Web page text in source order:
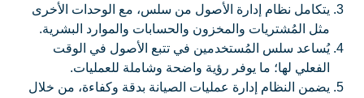
يتكامل نظام إدارة الأصول من سلس، مع الوحدات الأخرى
مثل المُشتريات والمخزون والحسابات والموارد البشرية.
يُساعد سلس المُستخدمين في تتبع الأصول في الوقت
الفعلي لها؛ ما يوفر رؤية واضحة وشاملة للعمليات.
يضمن النظام إدارة عمليات الصيانة بدقة وكفاءة، من خلال